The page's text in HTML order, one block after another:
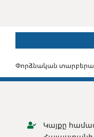
Փորձնական
Կայքը